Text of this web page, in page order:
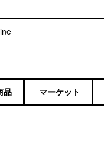
品 マーケット